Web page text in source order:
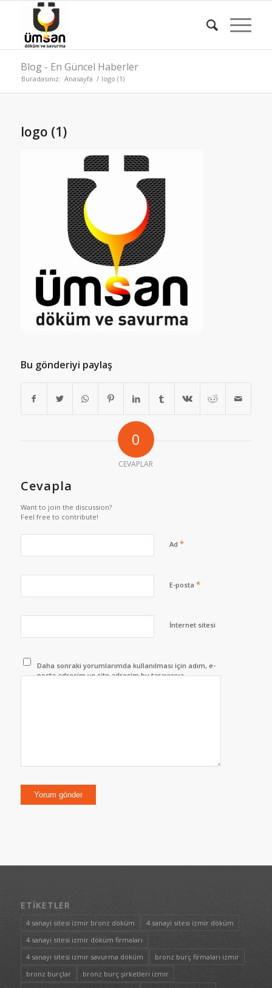
Blog - En Güncel Haberler
Buradasınız: Anasayfa / logo (1)
logo (1)
Bu gönderiyi paylaş
0
CEVAPLAR
Cevapla
Want to join the discussion?
Feel free to contribute!
Ad *
E-posta *
İnternet sitesi
Daha sonraki yorumlarımda kullanılması için adım, e-
posta adresim ve site adresim bu tarayıcıya
ETIKETLER
4 sanayi sitesi izmir bronz döküm
4 sanayi sitesi izmir döküm
4 sanayi sitesi izmir döküm firmaları
4 sanayi sitesi izmir savurma döküm
bronz burç firmaları izmir
bronz burçlar
bronz burç şirketleri izmir